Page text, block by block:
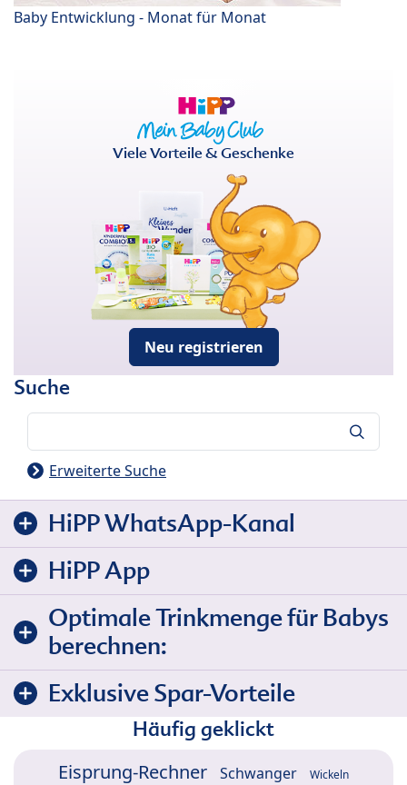
Baby Entwicklung - Monat für Monat
Viele Vorteile & Geschenke
Neu registrieren
Suche
Erweiterte Suche
HiPP WhatsApp-Kanal
HiPP App
Optimale Trinkmenge für Babys
berechnen:
Exklusive Spar-Vorteile
Häufig geklickt
Eisprung-Rechner Schwanger Wickeln